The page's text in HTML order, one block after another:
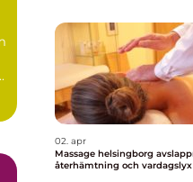
02. apr
Massage helsingborg avslappning,
återhämtning och vardagslyx